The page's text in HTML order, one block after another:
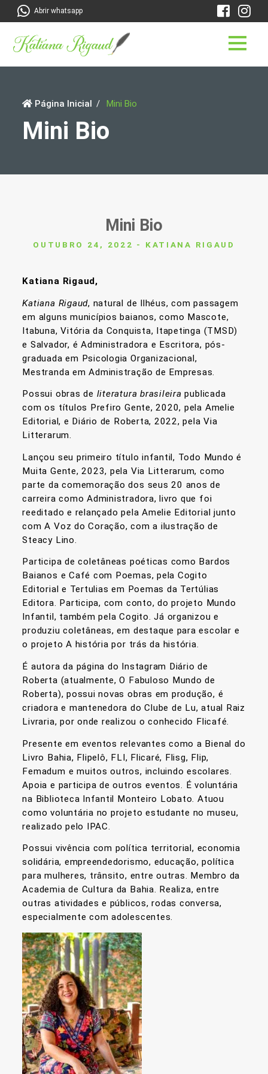
Abrir whatsapp
Página Inicial Mini Bio
Mini Bio
Mini Bio
OUTUBRO 24, 2022 - KATIANA RIGAUD
Katiana Rigaud,
Katiana Rigaud, natural de Ilhéus, com passagem
em alguns municípios baianos, como Mascote,
Itabuna, Vitória da Conquista, Itapetinga (TMSD)
e Salvador, é Administradora e Escritora, pós-
graduada em Psicologia Organizacional,
Mestranda em Administração de Empresas.
Possui obras de literatura brasileira publicada
com os títulos Prefiro Gente, 2020, pela Amelie
Editorial, e Diário de Roberta, 2022, pela Via
Litterarum.
Lançou seu primeiro título infantil, Todo Mundo é
Muita Gente, 2023, pela Via Litterarum, como
parte da comemoração dos seus 20 anos de
carreira como Administradora, livro que foi
reeditado e relançado pela Amelie Editorial junto
com A Voz do Coração, com a ilustração de
Steacy Lino.
Participa de coletâneas poéticas como Bardos
Baianos e Café com Poemas, pela Cogito
Editorial e Tertulias em Poemas da Tertúlias
Editora. Participa, com conto, do projeto Mundo
Infantil, também pela Cogito. Já organizou e
produziu coletâneas, em destaque para escolar e
o projeto A história por trás da história.
É autora da página do Instagram Diário de
Roberta (atualmente, O Fabuloso Mundo de
Roberta), possui novas obras em produção, é
criadora e mantenedora do Clube de Lu, atual Raiz
Livraria, por onde realizou o conhecido Flicafé.
Presente em eventos relevantes como a Bienal do
Livro Bahia, Flipelô, FLI, Flicaré, Flisg, Flip,
Femadum e muitos outros, incluindo escolares.
Apoia e participa de outros eventos. É voluntária
na Biblioteca Infantil Monteiro Lobato. Atuou
como voluntária no projeto estudante no museu,
realizado pelo IPAC.
Possui vivência com política territorial, economia
solidária, empreendedorismo, educação, política
para mulheres, trânsito, entre outras. Membro da
Academia de Cultura da Bahia. Realiza, entre
outras atividades e públicos, rodas conversa,
especialmente com adolescentes.